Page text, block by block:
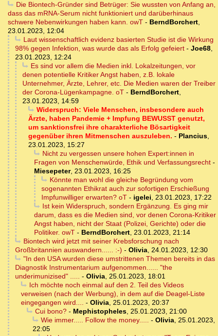
Die Biontech-Gründer sind Betrüger: Sie wussten von Anfang an,
dass das mRNA-Serum nicht funktioniert und darüberhinaus
schwere Nebenwirkungen haben kann. owT - BerndBorchert,
23.01.2023, 12:04
Laut wissenschaftlich evidenz basierten Studie ist die Wirkung
98% gegen Infektion, was wurde das als Erfolg gefeiert - Joe68,
23.01.2023, 12:24
Es sind vor allem die Medien inkl. Lokalzeitungen, vor
denen potentielle Kritiker Angst haben, z.B. lokale
Unternehmer, Ärzte, Lehrer, etc. Die Medien waren der Treiber
der Corona-Lügenkampagne. oT - BerndBorchert,
23.01.2023, 14:59
Widerspruch: Viele Menschen, insbesondere auch
Ärzte, haben Pandemie + Impfung BEWUSST genutzt,
um sanktionsfrei ihre charakterliche Bösartigkeit
gegenüber ihren Mitmenschen auszuleben. - Plancius,
23.01.2023, 15:27
Nicht zu vergessen unsere hohen Expert:innen in
Fragen von Menschenwürde, Ethik und Verfassungsrecht -
Miesepeter, 23.01.2023, 16:25
Könnte man wohl die gleiche Begründung vom
sogenannten Ethikrat auch zur sofortigen Erschießung
Impfunwilliger erwarten? oT - igelei, 23.01.2023, 17:22
Ist kein Widerspruch, sondern Ergänzung. Es ging mir
darum, dass es die Medien sind, vor denen Corona-Kritiker
Angst haben, nicht der Staat (Polizei, Gerichte) oder die
Politiker. owT - BerndBorchert, 23.01.2023, 21:14
Biontech wird jetzt mit seiner Krebsforschung nach
Großbritannien auswandern...... :-) - Olivia, 24.01.2023, 12:30
"In den USA wurden diese umstrittenen Themen bereits in das
Diagnostik Instrumentarium aufgenommen...... "the
underimunizised" ..... - Olivia, 25.01.2023, 18:01
Ich möchte noch einmal auf den 2. Teil des Videos
verweisen (nach der Werbung), in dem auf die Deagel-Liste
eingegangen wird.... - Olivia, 25.01.2023, 20:37
Cui bono?- Mephistopheles, 25.01.2023, 21:00
Wie immer..... Follow the money..... - Olivia, 25.01.2023,
22:05